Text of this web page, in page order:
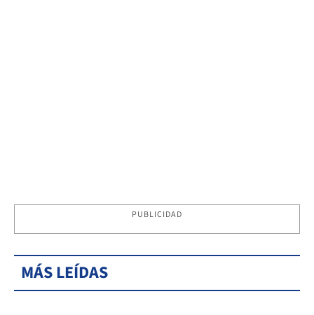
PUBLICIDAD
MÁS LEÍDAS